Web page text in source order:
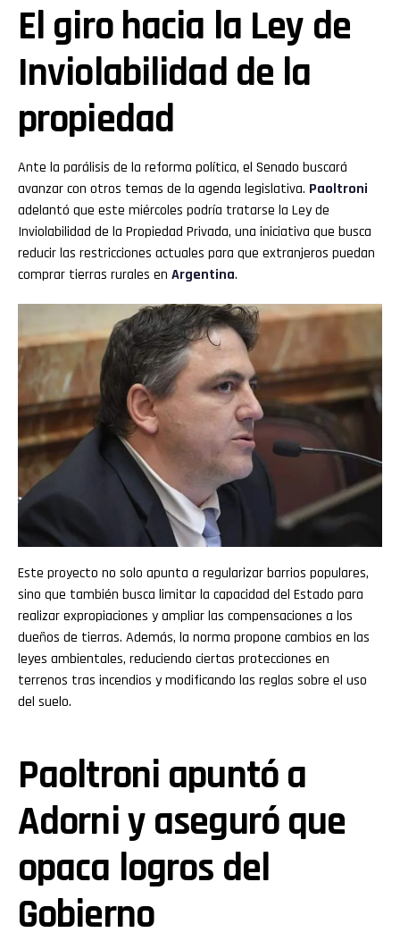
El giro hacia la Ley de
Inviolabilidad de la
propiedad
Ante la parálisis de la reforma política, el Senado buscará
avanzar con otros temas de la agenda legislativa. Paoltroni
adelantó que este miércoles podría tratarse la Ley de
Inviolabilidad de la Propiedad Privada, una iniciativa que busca
reducir las restricciones actuales para que extranjeros puedan
comprar tierras rurales en Argentina.
Este proyecto no solo apunta a regularizar barrios populares,
sino que también busca limitar la capacidad del Estado para
realizar expropiaciones y ampliar las compensaciones a los
dueños de tierras. Además, la norma propone cambios en las
leyes ambientales, reduciendo ciertas protecciones en
terrenos tras incendios y modificando las reglas sobre el uso
del suelo.
Paoltroni apuntó a
Adorni y aseguró que
opaca logros del
Gobierno